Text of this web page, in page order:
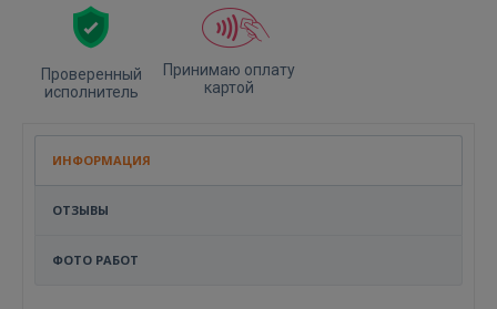
Проверенный
исполнитель
Принимаю оплату
картой
ИНФОРМАЦИЯ
ОТЗЫВЫ
ФОТО РАБОТ